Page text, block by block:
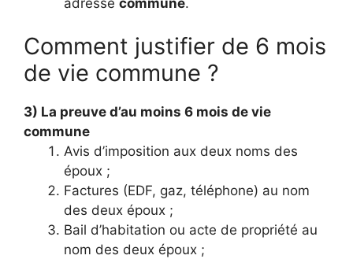
Comment justifier de 6 mois
de vie commune ?
3) La preuve d’au moins 6 mois de vie
commune
Avis d’imposition aux deux noms des
époux ;
Factures (EDF, gaz, téléphone) au nom
des deux époux ;
Bail d’habitation ou acte de propriété au
nom des deux époux ;